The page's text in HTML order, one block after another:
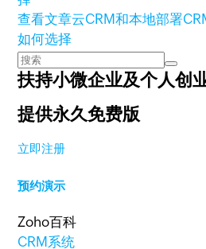
查看文章云CRM和本地部署
如何选择
扶持小微企业及个人创
提供永久免费版
立即注册
预约演示
Zoho百科
CRM系统